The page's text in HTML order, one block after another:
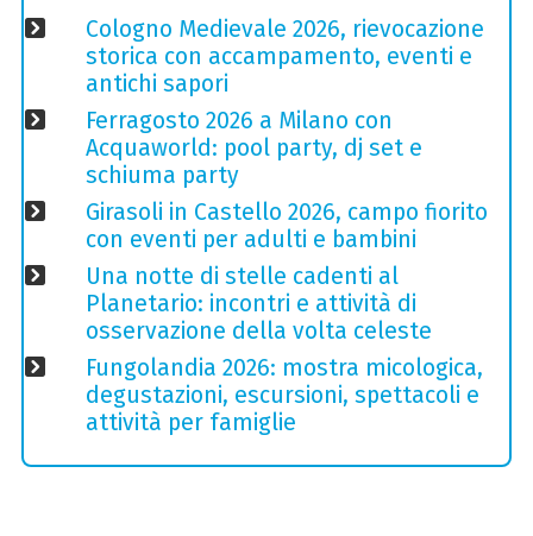
Cologno Medievale 2026, rievocazione
storica con accampamento, eventi e
antichi sapori
Ferragosto 2026 a Milano con
Acquaworld: pool party, dj set e
schiuma party
Girasoli in Castello 2026, campo fiorito
con eventi per adulti e bambini
Una notte di stelle cadenti al
Planetario: incontri e attività di
osservazione della volta celeste
Fungolandia 2026: mostra micologica,
degustazioni, escursioni, spettacoli e
attività per famiglie